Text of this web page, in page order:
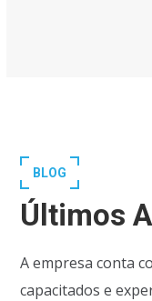
BLOG
Últimos
A empresa conta
capacitados e